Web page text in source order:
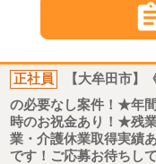
正社員
【大牟田市
の必要なし案件！★年
時のお祝金あり！★残
業・介護休業取得実績
です！ご応募お待ちし